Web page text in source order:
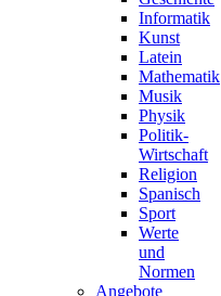
Informatik
Kunst
Latein
Mathematik
Musik
Physik
Politik-
Wirtschaft
Religion
Spanisch
Sport
Werte
und
Normen
Angebote